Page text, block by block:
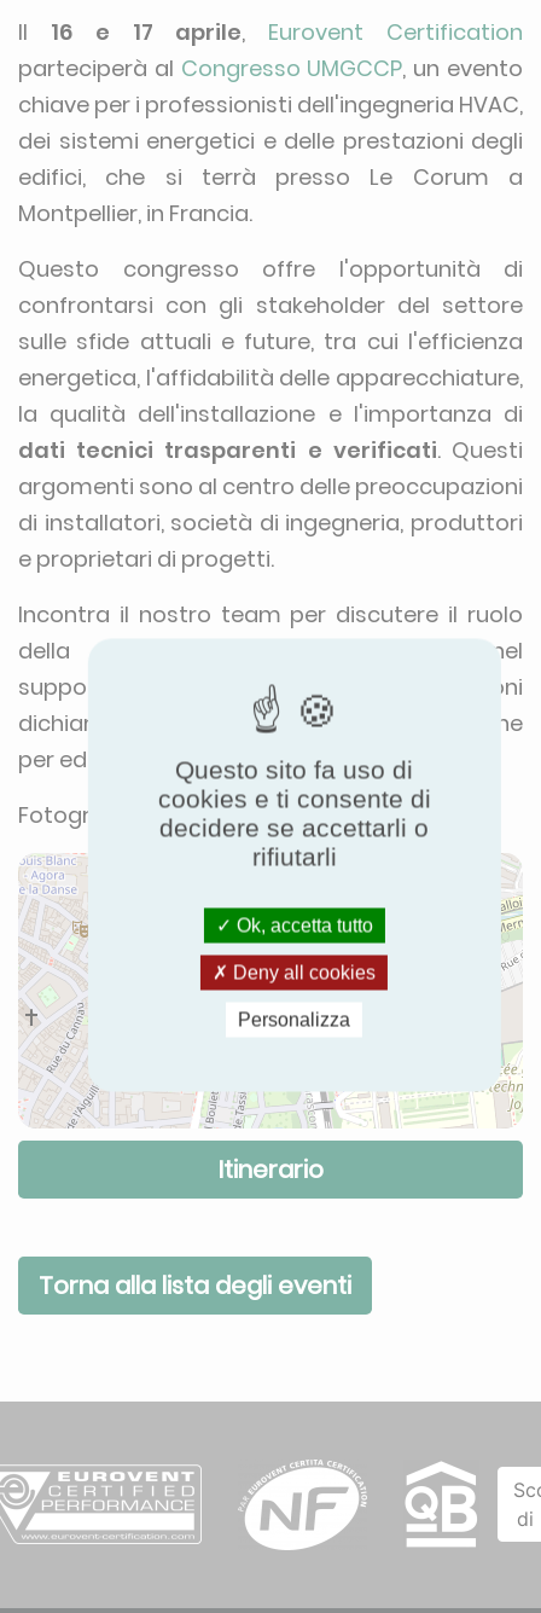
Il 16 e 17 aprile, Eurovent Certification
parteciperà al Congresso UMGCCP, un evento
chiave per i professionisti dell'ingegneria HVAC,
dei sistemi energetici e delle prestazioni degli
edifici, che si terrà presso Le Corum a
Montpellier, in Francia.
Questo congresso offre l'opportunità di
confrontarsi con gli stakeholder del settore
sulle sfide attuali e future, tra cui l'efficienza
energetica, l'affidabilità delle apparecchiature,
la qualità dell'installazione e l'importanza di
dati tecnici trasparenti e verificati. Questi
argomenti sono al centro delle preoccupazioni
di installatori, società di ingegneria, produttori
e proprietari di progetti.
Incontra il nostro team per discutere il ruolo
della
nel
supportare i progetti, garantire le prestazioni
dichiarate e promuovere le migliori pratiche
per edifici più efficienti e sostenibili.
Fotografia © DR
Itinerario
Torna alla lista degli eventi
di
Questo sito fa uso di
cookies e ti consente di
decidere se accettarli o
rifiutarli
Ok, accetta tutto
Deny all cookies
Personalizza